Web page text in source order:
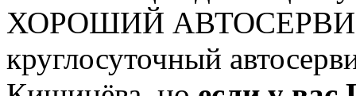
ХОРОШИЙ
круглосуточный